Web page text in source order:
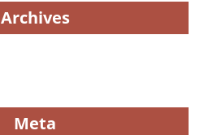
Archives
Meta